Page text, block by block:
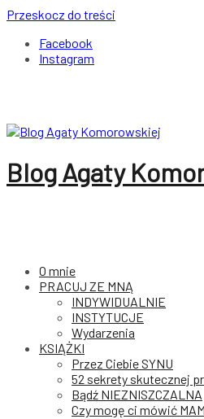
Przeskocz do treści
Facebook
Instagram
Blog Agaty
O mnie
PRACUJ ZE MNĄ
INDYWIDUALNIE
INSTYTUCJE
Wydarzenia
KSIĄŻKI
Przez Ciebie SYNU
52 sekrety skutecznej
Bądź NIEZNISZCZALNA
Czy mogę ci mówić